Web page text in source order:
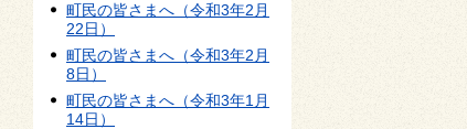
町民の皆さまへ（令和3年2月
22日）
町民の皆さまへ（令和3年2月
8日）
町民の皆さまへ（令和3年1月
14日）